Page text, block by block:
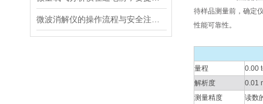
待样品测量前，确定
性能可靠性。
量程
0.00
解析度
0.01
测量精度
读数